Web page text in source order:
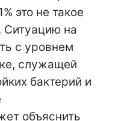
это не такое
Ситуацию на
с уровнем
служащей
бактерий и
объяснить